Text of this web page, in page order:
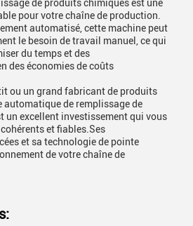
de produits chimiques est une
pour votre chaîne de production.
automatisé, cette machine peut
le besoin de travail manuel, ce qui
du temps et des
des économies de coûts
ou un grand fabricant de produits
automatique de remplissage de
un excellent investissement qui vous
et fiables.Ses
et sa technologie de pointe
de votre chaîne de